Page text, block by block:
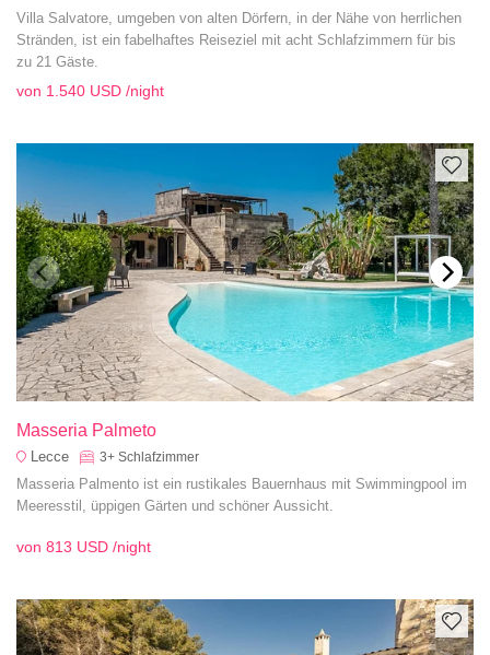
Villa Salvatore, umgeben von alten Dörfern, in der Nähe von herrlichen
Stränden, ist ein fabelhaftes Reiseziel mit acht Schlafzimmern für bis
zu 21 Gäste.
von 1.540 USD /night
Masseria Palmeto
Lecce 3+ Schlafzimmer
Masseria Palmento ist ein rustikales Bauernhaus mit Swimmingpool im
Meeresstil, üppigen Gärten und schöner Aussicht.
von 813 USD /night